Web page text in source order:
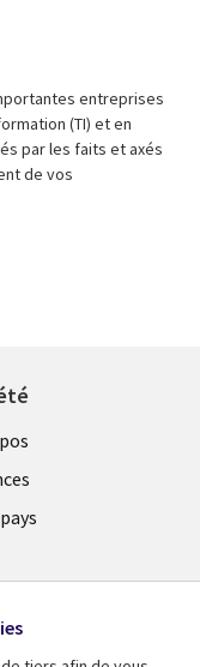
entreprises
(TI) et en
par les faits et axés
de vos